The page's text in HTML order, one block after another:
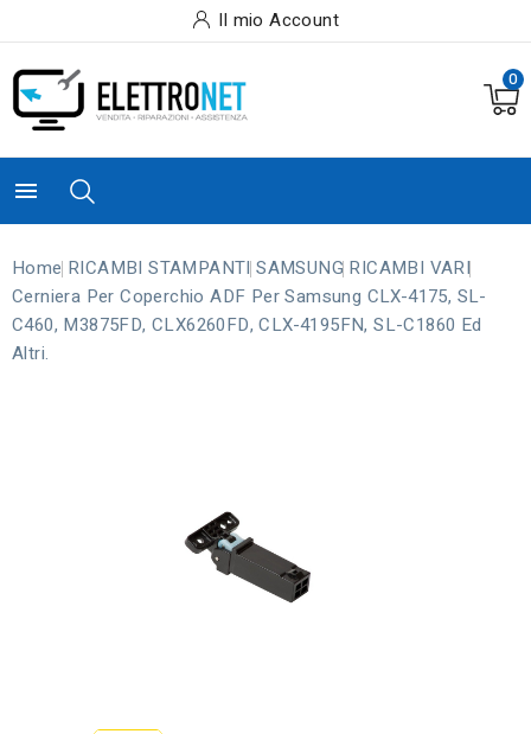
Il mio Account
0

Home RICAMBI STAMPANTI SAMSUNG RICAMBI VARI
Cerniera Per Coperchio ADF Per Samsung CLX-4175, SL-
C460, M3875FD, CLX6260FD, CLX-4195FN, SL-C1860 Ed
Altri.